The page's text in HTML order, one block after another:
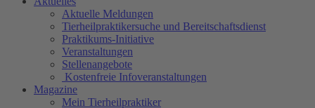
Aktuelle Meldungen
Tierheilpraktikersuche und Bereitschaftsdienst
Praktikums-Initiative
Veranstaltungen
Stellenangebote
Kostenfreie Infoveranstaltungen
Magazine
Mein Tierheilpraktiker